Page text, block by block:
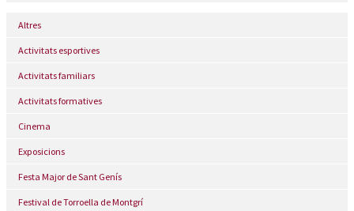
Altres
Activitats esportives
Activitats familiars
Activitats formatives
Cinema
Exposicions
Festa Major de Sant Genís
Festival de Torroella de Montgrí